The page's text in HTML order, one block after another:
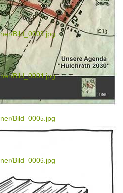
Bild_0003.jpg
Bild_0004.jpg
Bild_0005.jpg
Bild_0006.jpg